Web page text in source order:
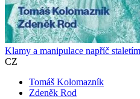
Klamy a manipulace napříč
CZ
Tomáš Kolomazník
Zdeněk Rod